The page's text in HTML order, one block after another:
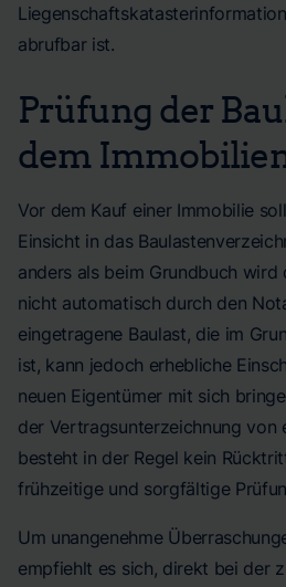
abrufbar ist.
Prüfung der
dem
Vor dem Kauf einer Immobilie
Einsicht in das
anders als beim Grundbuch wird
nicht automatisch durch den
eingetragene Baulast, die im
ist, kann jedoch erhebliche
neuen Eigentümer mit sich
der Vertragsunterzeichnung von
besteht in der Regel kein
frühzeitige und sorgfältige
Um unangenehme
empfiehlt es sich, direkt bei der